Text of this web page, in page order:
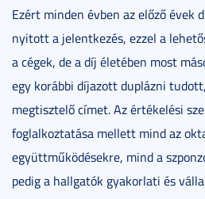
Ezért minden évben az előző évek
nyitott a jelentkezés, ezzel a
a cégek, de a díj életében most
egy korábbi díjazott duplázni
megtisztelő címet. Az értékelési
foglalkoztatása mellett mind az
együttműködésekre, mind a
pedig a hallgatók gyakorlati és